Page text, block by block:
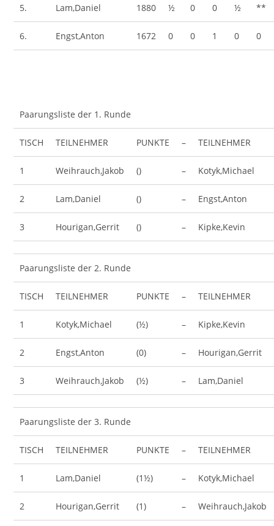
5. Lam,Daniel 1880 ½ 0 0 ½ **
6. Engst,Anton 1672 0 0 1 0 0
Paarungsliste der 1. Runde
TISCH TEILNEHMER PUNKTE – TEILNEHMER
1 Weihrauch,Jakob () – Kotyk,Michael
2 Lam,Daniel () – Engst,Anton
3 Hourigan,Gerrit () – Kipke,Kevin
Paarungsliste der 2. Runde
TISCH TEILNEHMER PUNKTE – TEILNEHMER
1 Kotyk,Michael (½) – Kipke,Kevin
2 Engst,Anton (0) – Hourigan,Gerrit
3 Weihrauch,Jakob (½) – Lam,Daniel
Paarungsliste der 3. Runde
TISCH TEILNEHMER PUNKTE – TEILNEHMER
1 Lam,Daniel (1½) – Kotyk,Michael
2 Hourigan,Gerrit (1) – Weihrauch,Jakob